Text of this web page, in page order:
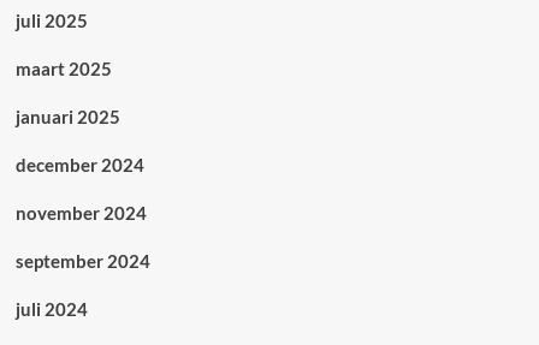
juli 2025
maart 2025
januari 2025
december 2024
november 2024
september 2024
juli 2024